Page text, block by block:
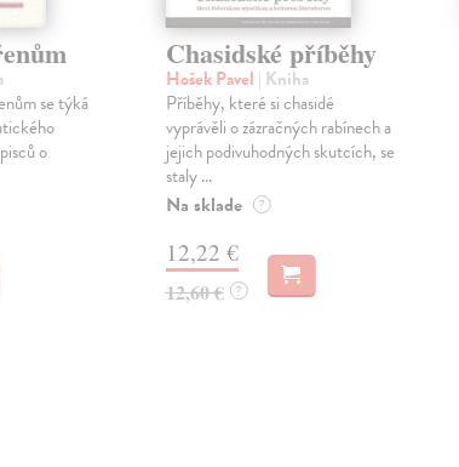
se týká
o
Chasidské příběhy
Hošek Pavel | Kniha
Příběhy, které si chasidé
vyprávěli o zázračných rabínech a
jejich podivuhodných skutcích, se
staly ...
Na sklade ?
12,22 €
12,60 € ?